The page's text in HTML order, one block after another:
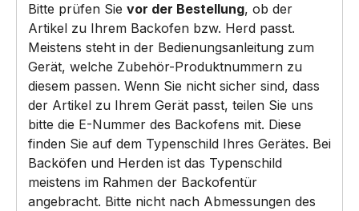
Bitte prüfen Sie vor der Bestellung, ob der
Artikel zu Ihrem Backofen bzw. Herd passt.
Meistens steht in der Bedienungsanleitung zum
Gerät, welche Zubehör-Produktnummern zu
diesem passen. Wenn Sie nicht sicher sind, dass
der Artikel zu Ihrem Gerät passt, teilen Sie uns
bitte die E-Nummer des Backofens mit. Diese
finden Sie auf dem Typenschild Ihres Gerätes. Bei
Backöfen und Herden ist das Typenschild
meistens im Rahmen der Backofentür
angebracht. Bitte nicht nach Abmessungen des